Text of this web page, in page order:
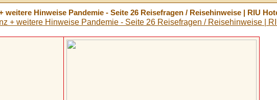
weitere Hinweise Pandemie - Seite 26 Reisefragen / Reisehinweise | RIU